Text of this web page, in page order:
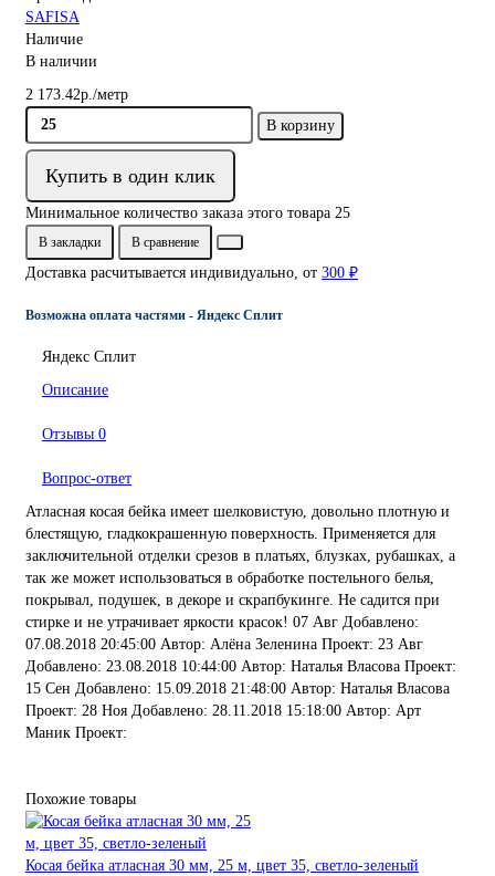
SAFISA
Наличие
В наличии
2 173.42р./метр
В корзину
Купить в один клик
Минимальное количество заказа этого товара 25
В закладки В сравнение
Доставка расчитывается индивидуально, от 300 ₽
Возможна оплата частями - Яндекс Сплит
Яндекс Сплит
Описание
Отзывы 0
Вопрос-ответ
Атласная косая бейка имеет шелковистую, довольно плотную и
блестящую, гладкокрашенную поверхность. Применяется для
заключительной отделки срезов в платьях, блузках, рубашках, а
так же может использоваться в обработке постельного белья,
покрывал, подушек, в декоре и скрапбукинге. Не садится при
стирке и не утрачивает яркости красок! 07 Авг Добавлено:
07.08.2018 20:45:00 Автор: Алёна Зеленина Проект: 23 Авг
Добавлено: 23.08.2018 10:44:00 Автор: Наталья Власова Проект:
15 Сен Добавлено: 15.09.2018 21:48:00 Автор: Наталья Власова
Проект: 28 Ноя Добавлено: 28.11.2018 15:18:00 Автор: Арт
Маник Проект:
Похожие товары
Косая бейка атласная 30 мм, 25 м, цвет 35, светло-зеленый